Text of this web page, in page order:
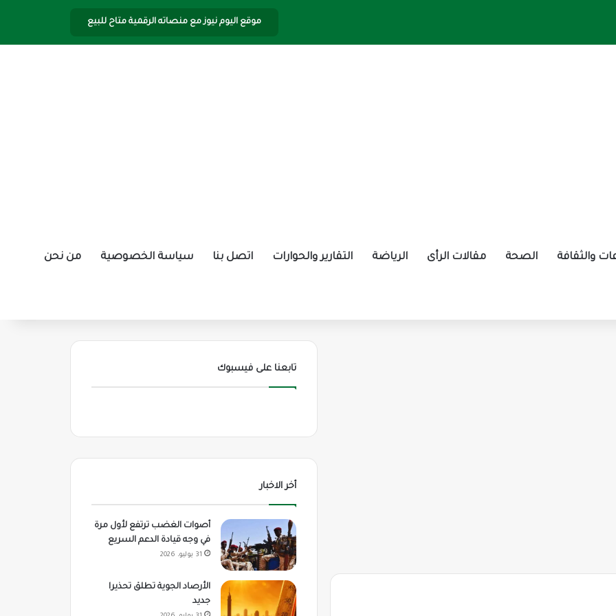
موقع اليوم نيوز مع منصاته الرقمية متاح للبيع
والثقافة الصحة مقالات الرأى الرياضة التقارير والحوارات اتصل بنا سياسة الخصوصية من نحن
تابعنا على فيسبوك
أخر الاخبار
أصوات الغضب ترتفع لأول مرة
في وجه قيادة الدعم السريع
31 يوليو، 2026
الأرصاد الجوية تطلق تحذيرا
جديد